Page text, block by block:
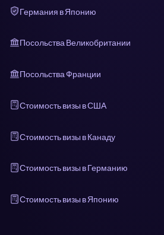
Германия в Японию
Посольства Великобритании
Посольства Франции
Стоимость визы в США
Стоимость визы в Канаду
Стоимость визы в Германию
Стоимость визы в Японию